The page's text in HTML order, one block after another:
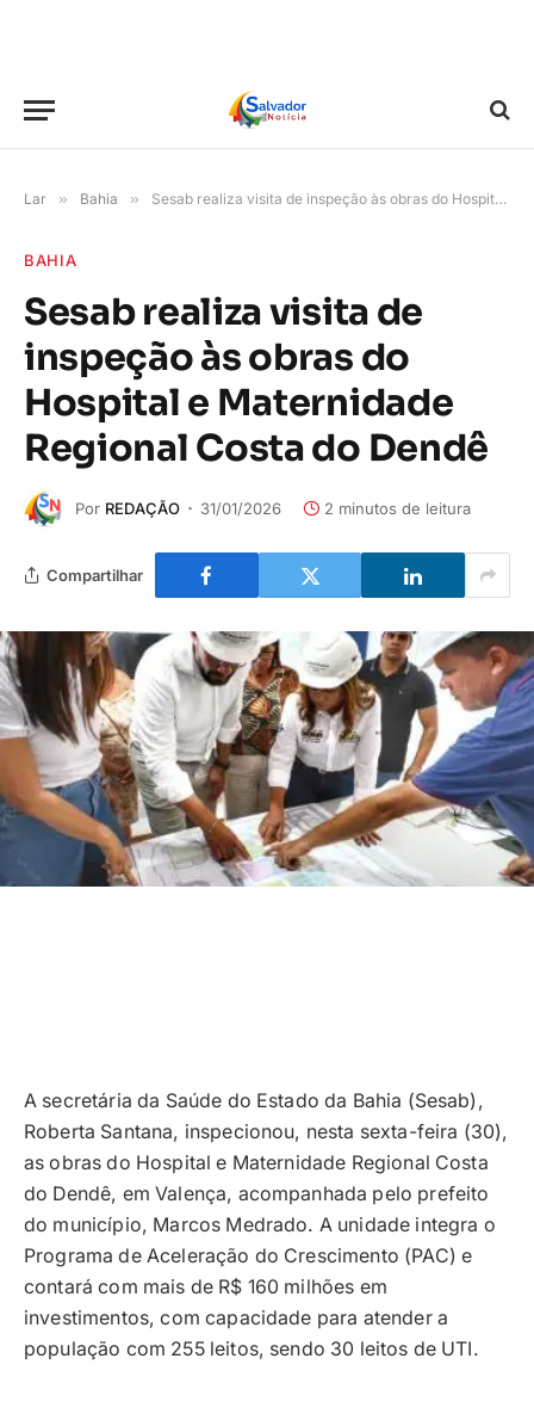
Lar » Bahia » Sesab realiza visita de inspeção às obras do Hospital e Maternidade Regional Costa do Dendê
BAHIA
Sesab realiza visita de
inspeção às obras do
Hospital e Maternidade
Regional Costa do Dendê
Por REDAÇÃO 31/01/2026 2 minutos de leitura
Compartilhar
A secretária da Saúde do Estado da Bahia (Sesab),
Roberta Santana, inspecionou, nesta sexta-feira (30),
as obras do Hospital e Maternidade Regional Costa
do Dendê, em Valença, acompanhada pelo prefeito
do município, Marcos Medrado. A unidade integra o
Programa de Aceleração do Crescimento (PAC) e
contará com mais de R$ 160 milhões em
investimentos, com capacidade para atender a
população com 255 leitos, sendo 30 leitos de UTI.